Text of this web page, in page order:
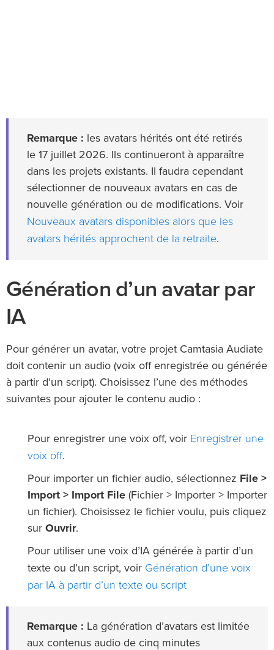
Remarque : les avatars hérités ont été retirés
le 17 juillet 2026. Ils continueront à apparaître
dans les projets existants. Il faudra cependant
sélectionner de nouveaux avatars en cas de
nouvelle génération ou de modifications. Voir
Nouveaux avatars disponibles alors que les
avatars hérités approchent de la retraite.
Génération d’un avatar par
IA
Pour générer un avatar, votre projet Camtasia Audiate
doit contenir un audio (voix off enregistrée ou générée
à partir d’un script). Choisissez l’une des méthodes
suivantes pour ajouter le contenu audio :
Pour enregistrer une voix off, voir Enregistrer une
voix off.
Pour importer un fichier audio, sélectionnez File >
Import > Import File (Fichier > Importer > Importer
un fichier). Choisissez le fichier voulu, puis cliquez
sur Ouvrir.
Pour utiliser une voix d’IA générée à partir d’un
texte ou d’un script, voir Génération d’une voix
par IA à partir d’un texte ou script
Remarque : La génération d’avatars est limitée
aux contenus audio de cinq minutes